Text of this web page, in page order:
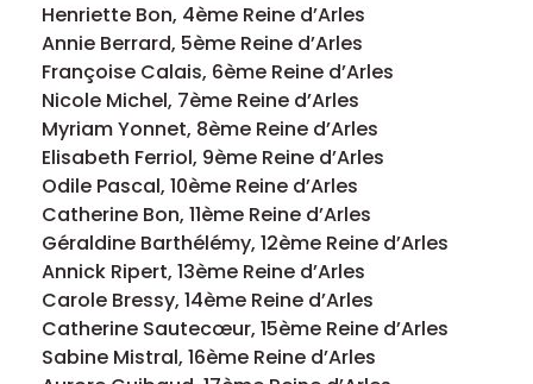
Henriette Bon, 4ème Reine d’Arles
Annie Berrard, 5ème Reine d’Arles
Françoise Calais, 6ème Reine d’Arles
Nicole Michel, 7ème Reine d’Arles
Myriam Yonnet, 8ème Reine d’Arles
Elisabeth Ferriol, 9ème Reine d’Arles
Odile Pascal, 10ème Reine d’Arles
Catherine Bon, 11ème Reine d’Arles
Géraldine Barthélémy, 12ème Reine d’Arles
Annick Ripert, 13ème Reine d’Arles
Carole Bressy, 14ème Reine d’Arles
Catherine Sautecœur, 15ème Reine d’Arles
Sabine Mistral, 16ème Reine d’Arles